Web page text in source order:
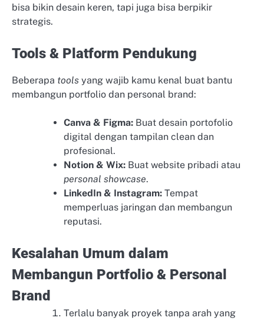
bisa bikin desain keren, tapi juga bisa berpikir
strategis.
Tools & Platform Pendukung
Beberapa tools yang wajib kamu kenal buat bantu
membangun portfolio dan personal brand:
Canva & Figma: Buat desain portofolio
digital dengan tampilan clean dan
profesional.
Notion & Wix: Buat website pribadi atau
personal showcase.
LinkedIn & Instagram: Tempat
memperluas jaringan dan membangun
reputasi.
Kesalahan Umum dalam
Membangun Portfolio & Personal
Brand
Terlalu banyak proyek tanpa arah yang